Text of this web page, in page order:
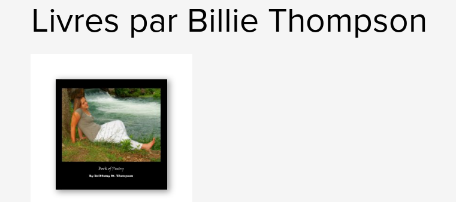
Livres par Billie Thompson